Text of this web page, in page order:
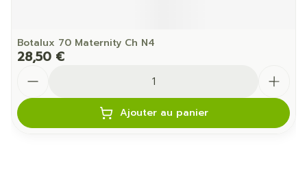
Botalux 70 Maternity Ch N4
28,50 €
Ajouter au panier